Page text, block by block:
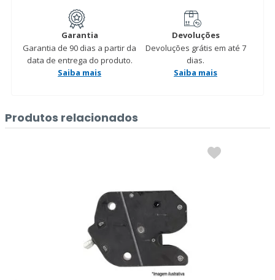
Garantia
Garantia de 90 dias a partir da
data de entrega do produto.
Saiba mais
Devoluções
Devoluções grátis em até 7
dias.
Saiba mais
Produtos relacionados